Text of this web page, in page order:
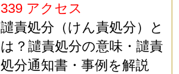
339 アクセス
譴責処分（けん責処分）と
は？譴責処分の意味・譴責
処分通知書・事例を解説